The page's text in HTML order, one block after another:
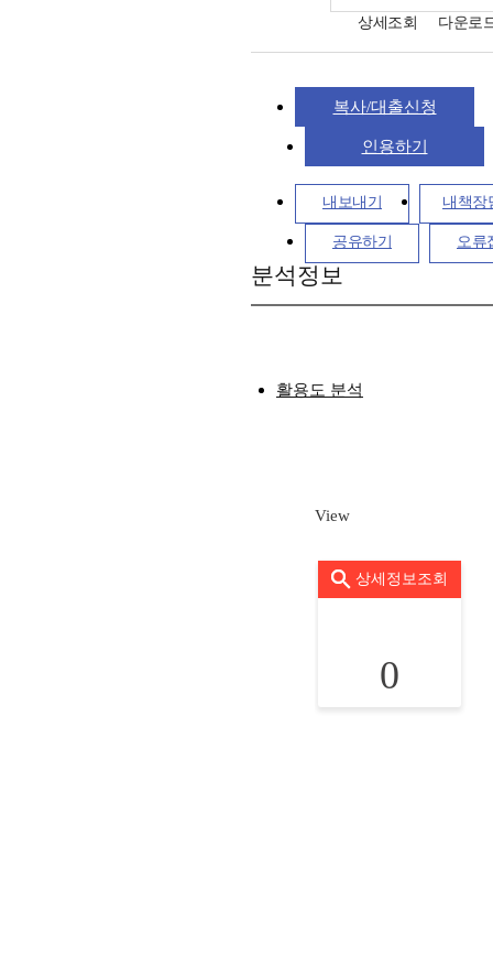
상세조회 다운로
복사/대출신청
인용하기
내보내기 내책장
공유하기 오류
분석정보
활용도 분석
View
상세정보조회
0